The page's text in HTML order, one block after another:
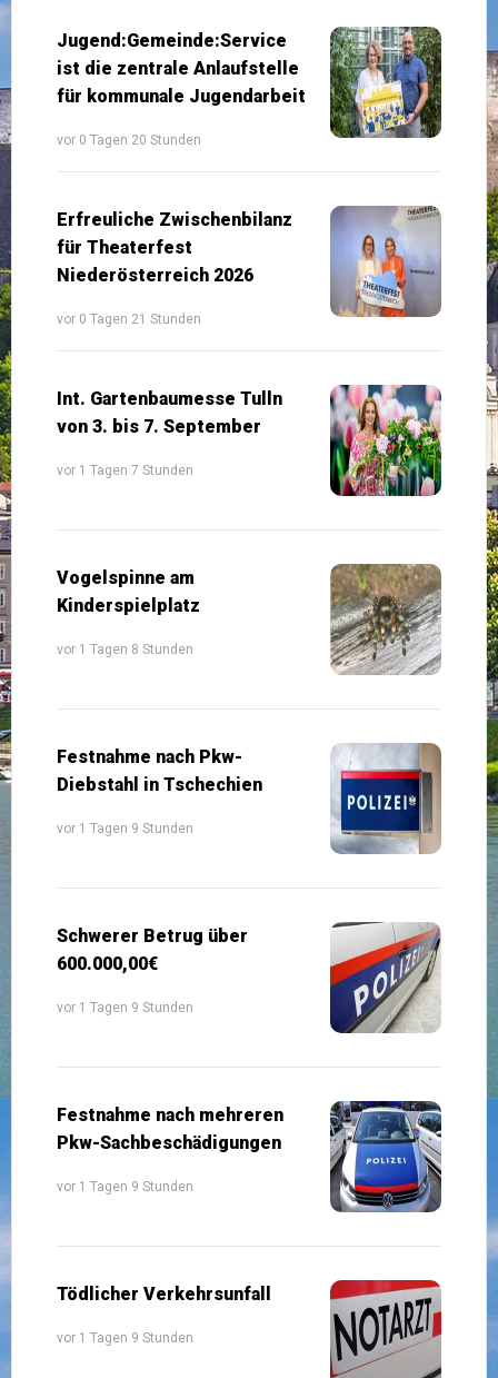
Jugend:Gemeinde:Service
ist die zentrale Anlaufstelle
für kommunale Jugendarbeit
vor 0 Tagen 20 Stunden
Erfreuliche Zwischenbilanz
für Theaterfest
Niederösterreich 2026
vor 0 Tagen 21 Stunden
Int. Gartenbaumesse Tulln
von 3. bis 7. September
vor 1 Tagen 7 Stunden
Vogelspinne am
Kinderspielplatz
vor 1 Tagen 8 Stunden
Festnahme nach Pkw-
Diebstahl in Tschechien
vor 1 Tagen 9 Stunden
Schwerer Betrug über
600.000,00€
vor 1 Tagen 9 Stunden
Festnahme nach mehreren
Pkw-Sachbeschädigungen
vor 1 Tagen 9 Stunden
Tödlicher Verkehrsunfall
vor 1 Tagen 9 Stunden